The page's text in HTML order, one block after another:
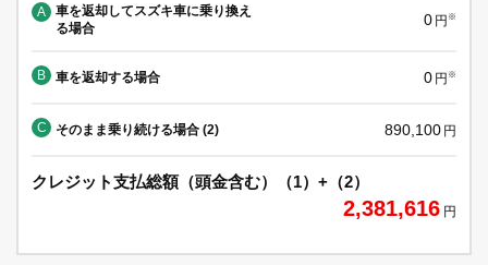
A
車を返却してスズキ車に乗り換え
る場合
0 円 ※
B 車を返却する場合 0 円 ※
C そのまま乗り続ける場合 (2) 890,100 円
クレジット支払総額（頭金含む）（1）+（2）
2,381,616 円